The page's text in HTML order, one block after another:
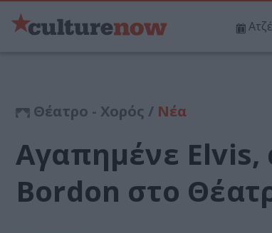
Θέατρο - Χορός / Νέα
Αγαπημένε Elvis,
Bordon στο